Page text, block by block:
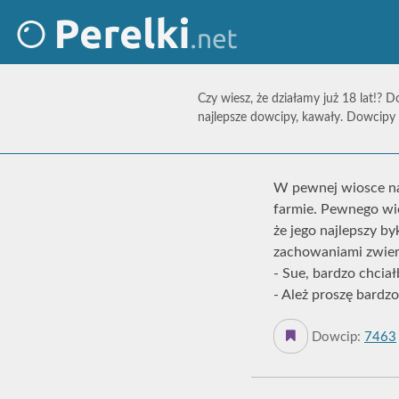
Czy wiesz, że działamy już 18 lat!?
najlepsze dowcipy, kawały.
W pewnej wiosce
farmie. Pewnego
że jego najlepszy
zachowaniami
- Sue, bardzo
- Ależ proszę
Dowcip: 7463